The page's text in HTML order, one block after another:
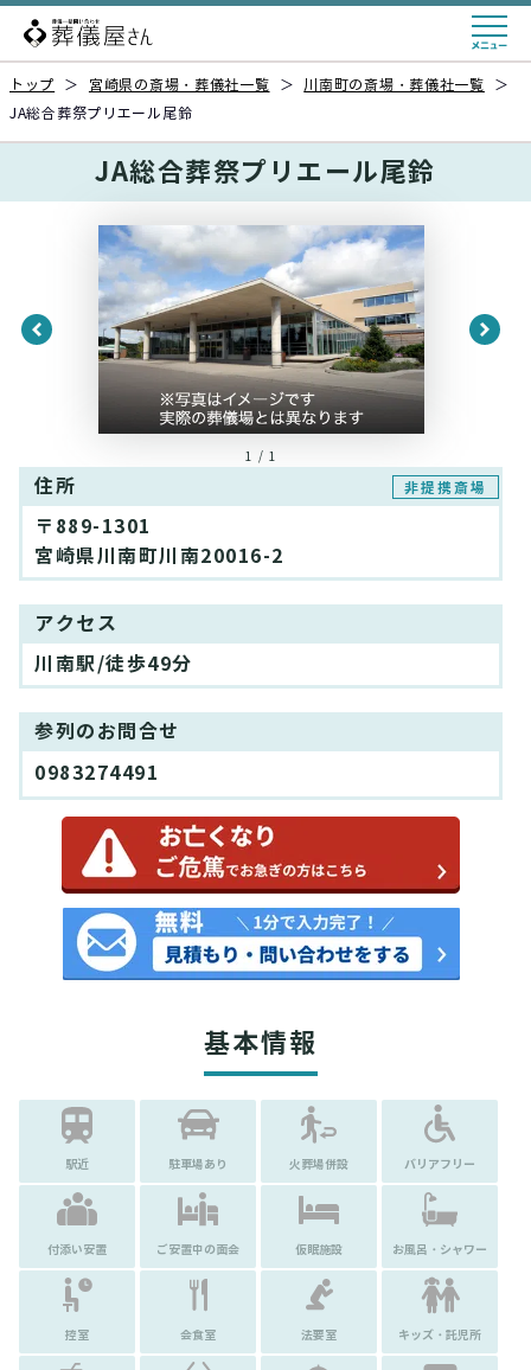
トップ ＞ 宮崎県の斎場・葬儀社一覧 ＞ 川南町の斎場・葬儀社一覧
＞
JA総合葬祭プリエール尾鈴
JA総合葬祭プリエール尾鈴
1 / 1
住所 非提携斎場
〒889-1301
宮崎県川南町川南20016-2
アクセス
川南駅/徒歩49分
参列のお問合せ
0983274491
基本情報
駅近 駐車場あり 火葬場併設 バリアフリー
付添い安置 ご安置中の面会 仮眠施設 お風呂・シャワー
控室 会食室 法要室 キッズ・託児所